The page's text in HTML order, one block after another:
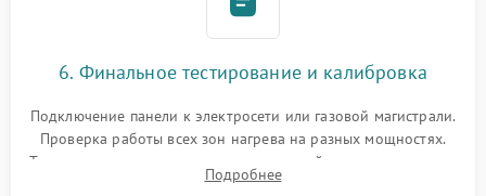
6. Финальное тестирование и калибровка
Подключение панели к электросети или газовой магистрали.
Проверка работы всех зон нагрева на разных мощностях.
Тестирование сенсорного управления, таймера, индикаторов
остаточного тепла и систем защиты от перегрева.
Подробнее